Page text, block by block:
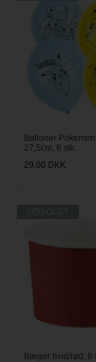
Balloner
27,5cm, 6 stk.
29,00 DKK
Bæger hvid/rød, 8